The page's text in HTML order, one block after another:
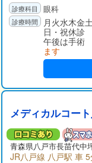
眼科
月火水木金
日・祝休
午後は手術
ます
メディカルコー
青森県八戸市長苗代中
JR八戸線 八戸駅 車